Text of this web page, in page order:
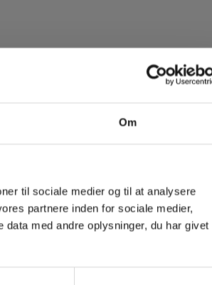
Om
til sociale medier og til at analysere
partnere inden for sociale medier,
med andre oplysninger, du har givet